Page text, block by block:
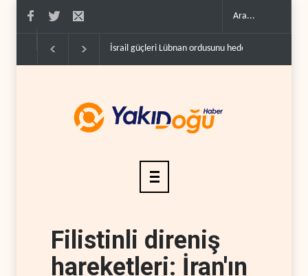
İsrail güçleri Lübnan ordusunu hedef aldı..
Filistinli direniş
hareketleri: İran'ın